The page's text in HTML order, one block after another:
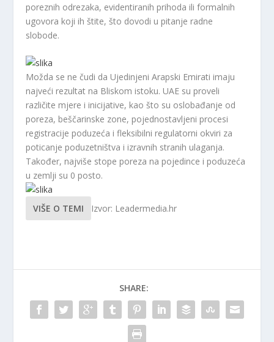
poreznih odrezaka, evidentiranih prihoda ili formalnih
ugovora koji ih štite, što dovodi u pitanje radne
slobode.
Možda se ne čudi da Ujedinjeni Arapski Emirati imaju
najveći rezultat na Bliskom istoku. UAE su proveli
različite mjere i inicijative, kao što su oslobađanje od
poreza, beščarinske zone, pojednostavljeni procesi
registracije poduzeća i fleksibilni regulatorni okviri za
poticanje poduzetništva i izravnih stranih ulaganja.
Također, najviše stope poreza na pojedince i poduzeća
u zemlji su 0 posto.
VIŠE O TEMI Izvor: Leadermedia.hr
SHARE: